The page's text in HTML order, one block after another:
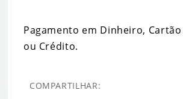
Pagamento em Dinheiro,
ou Crédito.
COMPARTILHAR: